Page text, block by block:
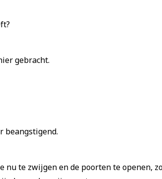
gebracht.
beangstigend.
te zwijgen en de poorten te openen,